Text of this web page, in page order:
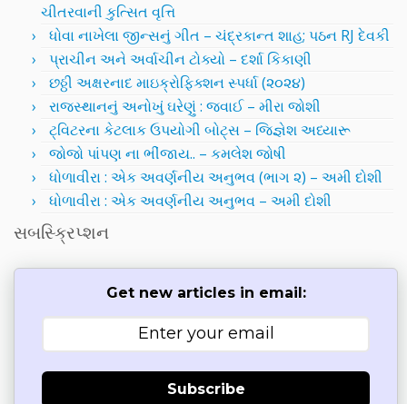
ચીતરવાની કુત્સિત વૃત્તિ
ધોવા નાખેલા જીન્સનું ગીત – ચંદ્રકાન્ત શાહ; પઠન RJ દેવકી
પ્રાચીન અને અર્વાચીન ટોક્યો – દર્શા કિકાણી
છઠ્ઠી અક્ષરનાદ માઇક્રોફિક્શન સ્પર્ધા (૨૦૨૪)
રાજસ્થાનનું અનોખું ઘરેણું : જવાઈ – મીરા જોશી
ટ્વિટરના કેટલાક ઉપયોગી બોટ્સ – જિજ્ઞેશ અધ્યારૂ
જોજો પાંપણ ના ભીંજાય.. – કમલેશ જોષી
ધોળાવીરા : એક અવર્ણનીય અનુભવ (ભાગ ૨) – અમી દોશી
ધોળાવીરા : એક અવર્ણનીય અનુભવ – અમી દોશી
સબસ્ક્રિપ્શન
Get new articles in email:
Subscribe